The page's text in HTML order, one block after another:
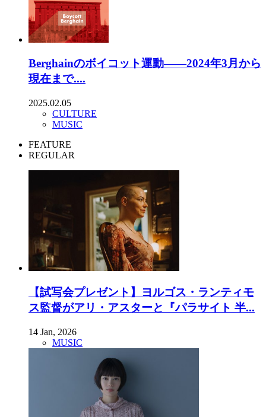
Berghainのボイコット運動——2024年3月から
現在まで....
2025.02.05
CULTURE
MUSIC
FEATURE
REGULAR
【試写会プレゼント】ヨルゴス・ランティモ
ス監督がアリ・アスターと『パラサイト 半...
14 Jan, 2026
MUSIC